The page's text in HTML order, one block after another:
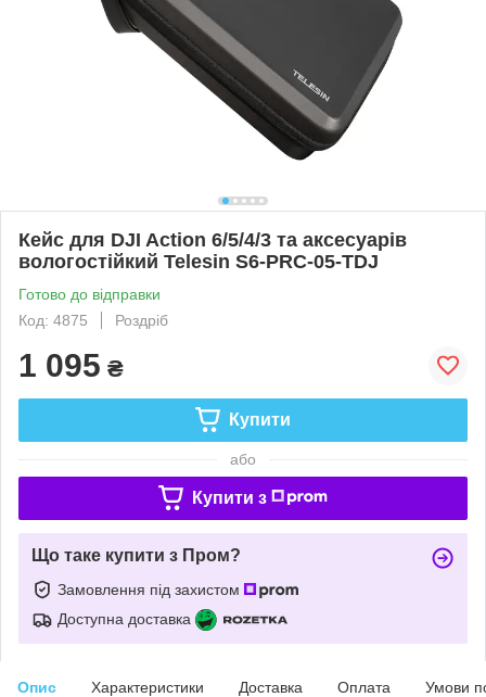
Кейс для DJI Action 6/5/4/3 та аксесуарів
вологостійкий Telesin S6-PRC-05-TDJ
Готово до відправки
Код: 4875
Роздріб
1 095 ₴
Купити
або
Купити з
Що таке купити з Пром?
Замовлення під захистом
Доступна доставка
Опис Характеристики Доставка Оплата Умови